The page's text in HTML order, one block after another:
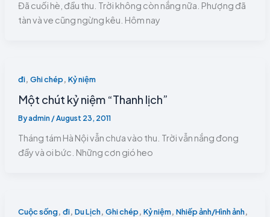
Đã cuối hè, đầu thu. Trời không còn nắng nữa. Phượng đã
tàn và ve cũng ngừng kêu. Hôm nay
đi, Ghi chép, Kỷ niệm
Một chút kỷ niệm “Thanh lịch”
Byadmin /August 23, 2011
Tháng tám Hà Nội vẫn chưa vào thu. Trời vẫn nắng đong
đầy và oi bức. Những cơn gió heo
Cuộc sống, đi, Du Lịch, Ghi chép, Kỷ niệm, Nhiếp ảnh/Hình ảnh,